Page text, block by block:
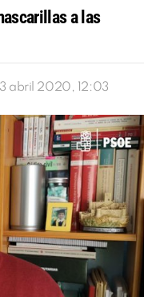
a las
13 abril 2020, 12:03